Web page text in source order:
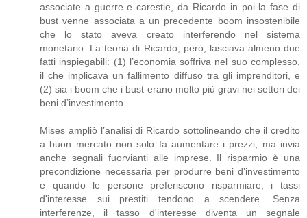
associate a guerre e carestie, da Ricardo in poi la fase di
bust venne associata a un precedente boom insostenibile
che lo stato aveva creato interferendo nel sistema
monetario. La teoria di Ricardo, però, lasciava almeno due
fatti inspiegabili: (1) l’economia soffriva nel suo complesso,
il che implicava un fallimento diffuso tra gli imprenditori, e
(2) sia i boom che i bust erano molto più gravi nei settori dei
beni d’investimento.
Mises ampliò l’analisi di Ricardo sottolineando che il credito
a buon mercato non solo fa aumentare i prezzi, ma invia
anche segnali fuorvianti alle imprese. Il risparmio è una
precondizione necessaria per produrre beni d’investimento
e quando le persone preferiscono risparmiare, i tassi
d'interesse sui prestiti tendono a scendere. Senza
interferenze, il tasso d'interesse diventa un segnale